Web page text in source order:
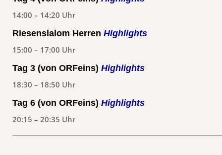
14:00 – 14:20 Uhr
Riesenslalom Herren Highlights
15:00 – 17:00 Uhr
Tag 3 (von ORFeins) Highlights
18:30 – 18:50 Uhr
Tag 6 (von ORFeins) Highlights
20:15 – 20:35 Uhr